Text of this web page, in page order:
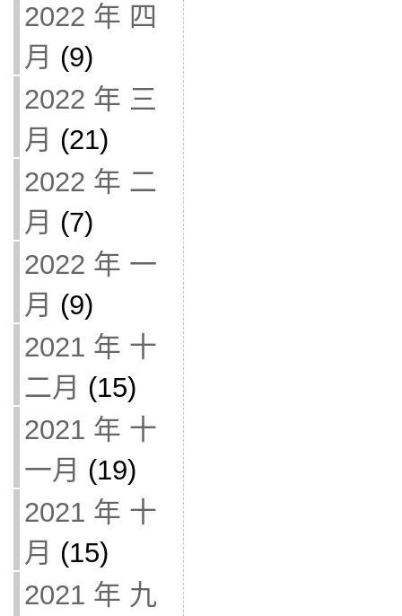
2022 年 四
月 (9)
2022 年 三
月 (21)
2022 年 二
月 (7)
2022 年 一
月 (9)
2021 年 十
二月 (15)
2021 年 十
一月 (19)
2021 年 十
月 (15)
2021 年 九